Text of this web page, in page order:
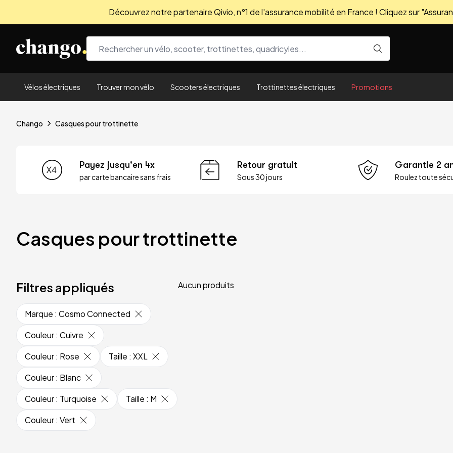
Découvrez notre partenaire Qivio, n°1 de l'assurance mobilité en France ! Cliquez sur
Vélos électriques Trouver mon vélo Scooters électriques Trottinettes électriques Promotions
Chango Casques pour trottinette
Payez jusqu'en 4x
par carte bancaire sans frais
Retour gratuit
Sous 30 jours
Garantie 2
Roulez toute
Casques pour trottinette
Filtres appliqués
Marque : Cosmo Connected
Couleur: Cuivre
Couleur: Rose Taille : XXL
Couleur: Blanc
Couleur: Turquoise Taille : M
Couleur: Vert
Aucun produits